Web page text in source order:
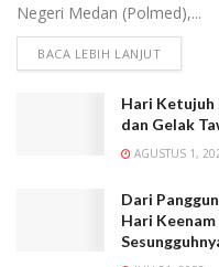
Negeri Medan (Polmed),...
BACA LEBIH LANJUT
Hari Ketujuh
dan Gelak
AGUSTUS 1,
Dari
Hari Keenam